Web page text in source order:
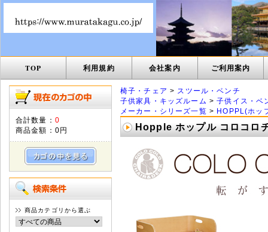
TOP 利用規約 会社案内 ご利用案内
合計数量： 0
商品金額： 0円
商品カテゴリから選ぶ
椅子・チェア > スツール・ベンチ
子供家具・キッズルーム >子供イス・ベ
メーカー・シリーズ一覧 > HOPPL(ホッ
Hopple ホップル コロコロ